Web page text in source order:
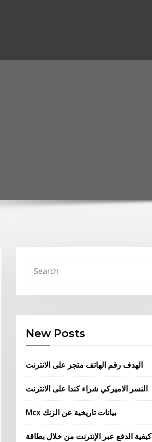
New Posts
الهدف رقم الهاتف متجر على الانترنت
النسر الاميركي شراء كندا على الانترنت
Mcx بيانات تاريخية عن الزنك
كيفية الدفع عبر الإنترنت من خلال بطاقة